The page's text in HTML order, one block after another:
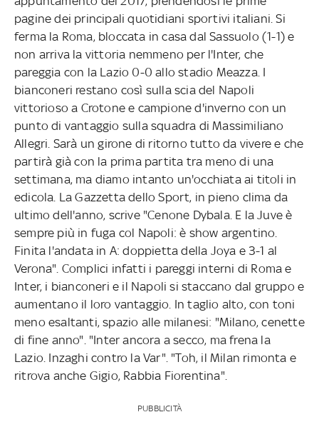
pagine dei principali quotidiani sportivi italiani. Si
ferma la Roma, bloccata in casa dal Sassuolo (1-1) e
non arriva la vittoria nemmeno per l'Inter, che
pareggia con la Lazio 0-0 allo stadio Meazza. I
bianconeri restano così sulla scia del Napoli
vittorioso a Crotone e campione d'inverno con un
punto di vantaggio sulla squadra di Massimiliano
Allegri. Sarà un girone di ritorno tutto da vivere e che
partirà già con la prima partita tra meno di una
settimana, ma diamo intanto un'occhiata ai titoli in
edicola. La Gazzetta dello Sport, in pieno clima da
ultimo dell'anno, scrive "Cenone Dybala. E la Juve è
sempre più in fuga col Napoli: è show argentino.
Finita l'andata in A: doppietta della Joya e 3-1 al
Verona". Complici infatti i pareggi interni di Roma e
Inter, i bianconeri e il Napoli si staccano dal gruppo e
aumentano il loro vantaggio. In taglio alto, con toni
meno esaltanti, spazio alle milanesi: "Milano, cenette
di fine anno". "Inter ancora a secco, ma frena la
Lazio. Inzaghi contro la Var". "Toh, il Milan rimonta e
ritrova anche Gigio, Rabbia Fiorentina".
PUBBLICITÀ